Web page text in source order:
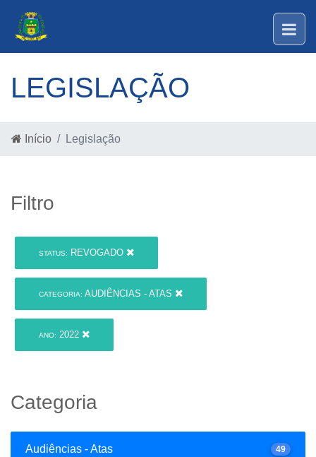
LEGISLAÇÃO
Início Legislação
Filtro
STATUS: REVOGADO
CATEGORIA: AUDIÊNCIAS - ATAS
ANO: 2022
Categoria
Audiências - Atas 49